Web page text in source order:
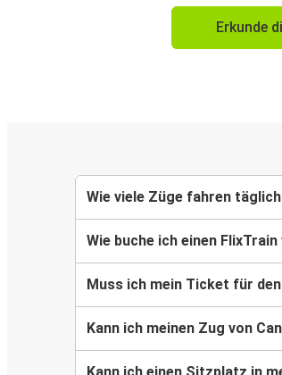
Erkunde
Wie viele Züge fahren
Wie buche ich einen
Muss ich mein Ticket für
Kann ich meinen Zug von
Kann ich einen Sitzplatz in